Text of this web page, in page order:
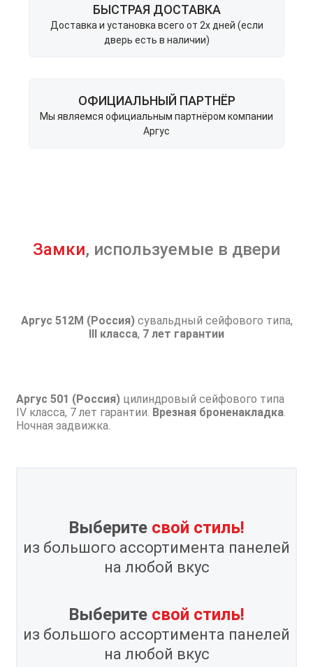
БЫСТРАЯ ДОСТАВКА
Доставка и установка всего от 2х дней (если
дверь есть в наличии)
ОФИЦИАЛЬНЫЙ ПАРТНЁР
Мы являемся официальным партнёром компании
Аргус
Замки, используемые в двери
Аргус 512М (Россия)сувальдный сейфового типа,
III класса, 7 лет гарантии
Аргус 501 (Россия) цилиндровый сейфового типа
IV класса, 7 лет гарантии. Врезная броненакладка
Ночная задвижка.
Выберите свой стиль!
из большого ассортимента панелей
на любой вкус
Выберите свой стиль!
из большого ассортимента панелей
на любой вкус